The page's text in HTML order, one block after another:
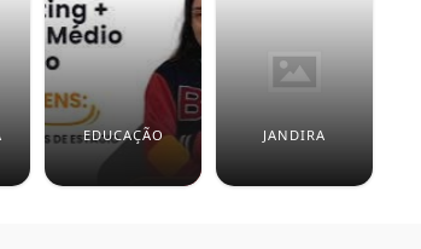
EDUCAÇÃO JANDIRA